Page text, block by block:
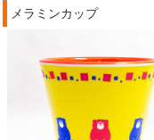
メラミンカップ